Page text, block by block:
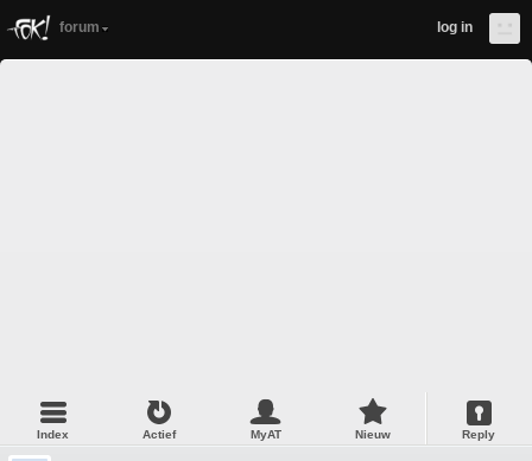
forum log in
Index Actief MyAT Nieuw Reply